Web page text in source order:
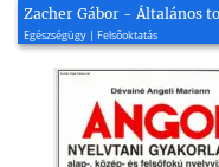
Zacher Gábor - Általános
Egészségügy | Felsőoktatás